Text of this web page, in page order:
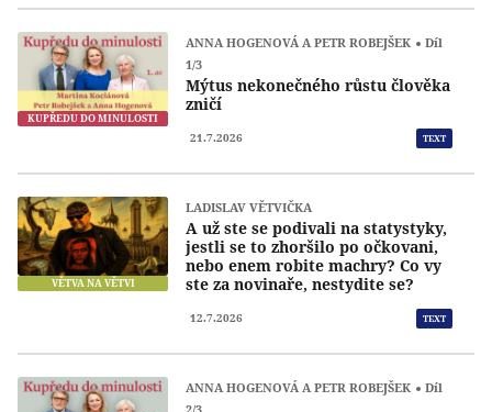
KUPŘEDU DO MINULOSTI
ANNA HOGENOVÁ A PETR ROBEJŠEK
Díl
1/3
Mýtus nekonečného růstu člověka
zničí
21.7.2026 TEXT
VĚTVA NA VĚTVI
LADISLAV VĚTVIČKA
A už ste se podivali na statystyky,
jestli se to zhoršilo po očkovani,
nebo enem robite machry? Co vy
ste za novinaře, nestydite se?
12.7.2026 TEXT
ANNA HOGENOVÁ A PETR ROBEJŠEK
Díl